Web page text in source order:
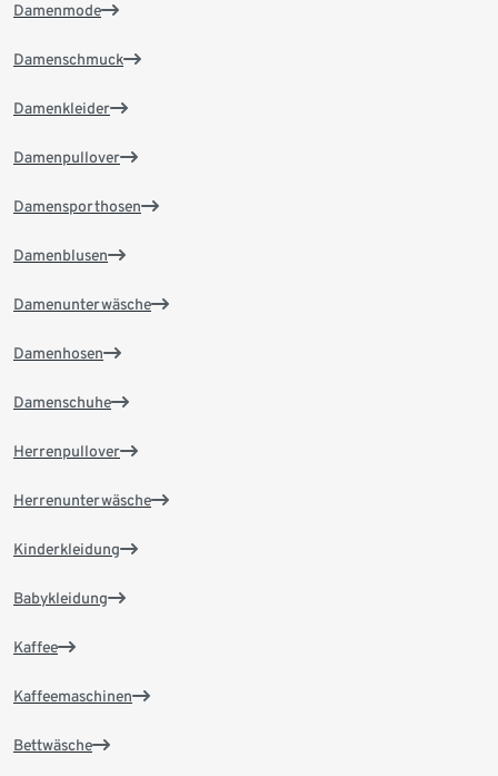
Damenmode
Damenschmuck
Damenkleider
Damenpullover
Damensporthosen
Damenblusen
Damenunterwäsche
Damenhosen
Damenschuhe
Herrenpullover
Herrenunterwäsche
Kinderkleidung
Babykleidung
Kaffee
Kaffeemaschinen
Bettwäsche